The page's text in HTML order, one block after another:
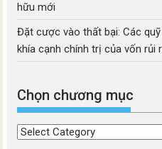
hữu mới
Đặt cược vào thất bại: Các
khía cạnh chính trị của vốn rủi
Chọn chương mục
Chọn